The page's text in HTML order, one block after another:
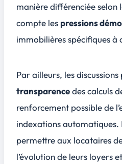
manière différenciée selon
compte les pressions
immobilières spécifiques à
Par ailleurs, les
transparencedes calculs
renforcement possible de
indexations automatiques.
permettre aux locataires
l’évolution de leurs loyers